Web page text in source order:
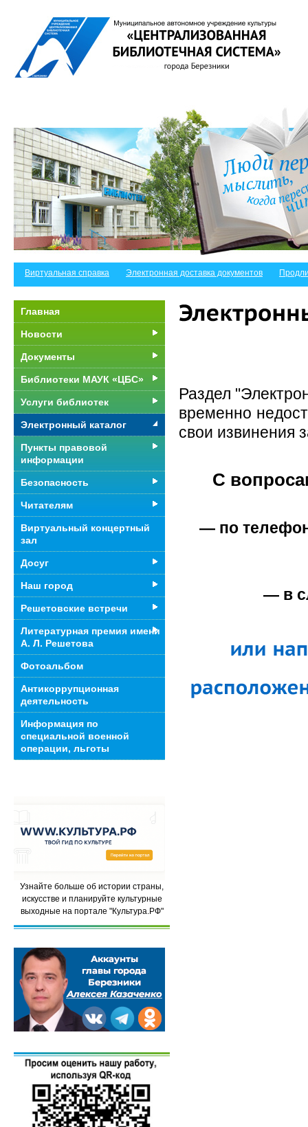
Виртуальная справка Электронная доставка документов
Раздел
временно
свои извинения
С
— по
— в
Главная
Новости
Документы
Библиотеки МАУК «ЦБС»
Услуги библиотек
Электронный каталог
Пункты правовой
информации
Безопасность
Читателям
Виртуальный концертный
зал
Досуг
Наш город
Решетовские встречи
Литературная премия имени
А. Л. Решетова
Фотоальбом
Антикоррупционная
деятельность
Информация по
специальной военной
операции, льготы
Узнайте больше об истории страны,
искусстве и планируйте культурные
выходные на портале "Культура.РФ"